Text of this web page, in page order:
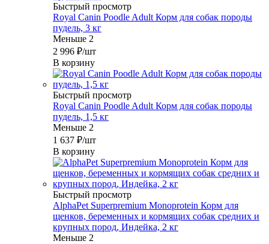
Быстрый просмотр
Royal Canin Poodle Adult Корм для собак породы
пудель, 3 кг
Меньше 2
2 996 ₽/шт
В корзину
Быстрый просмотр
Royal Canin Poodle Adult Корм для собак породы
пудель, 1,5 кг
Меньше 2
1 637 ₽/шт
В корзину
Быстрый просмотр
AlphaPet Superpremium Monoprotein Корм для
щенков, беременных и кормящих собак средних и
крупных пород, Индейка, 2 кг
Меньше 2